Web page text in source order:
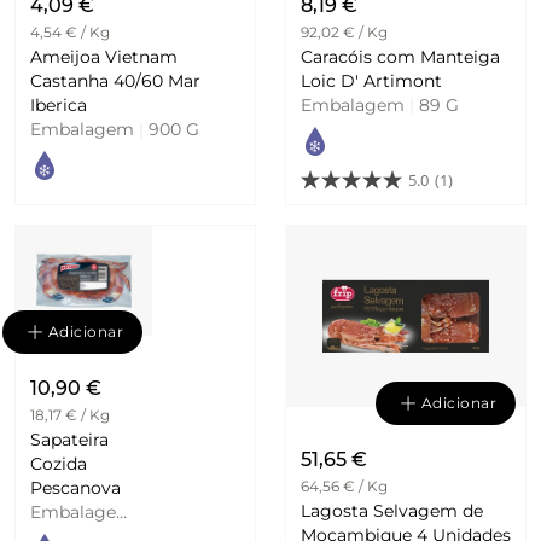
4,09 €
4,54 € / Kg
Ameijoa Vietnam
Castanha 40/60 Mar
Iberica
Embalagem
900 G
8,19 €
92,02 € / Kg
Caracóis com Manteiga
Loic D' Artimont
Embalagem
89 G
5.0 (1)
Adicionar
10,90 €
18,17 € / Kg
Sapateira
Cozida
Pescanova
Embalagem
600 G
Adicionar
51,65 €
64,56 € / Kg
Lagosta Selvagem de
Moçambique 4 Unidades